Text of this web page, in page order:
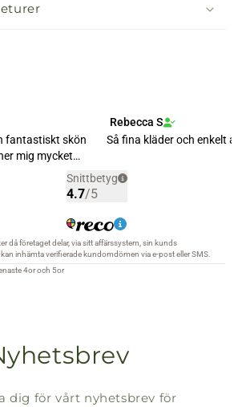
dig för vårt nyhetsbrev för